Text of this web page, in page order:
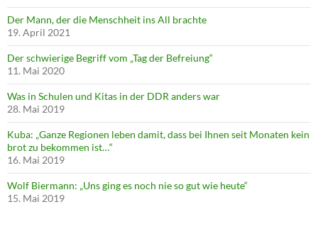
Der Mann, der die Menschheit ins All brachte
19. April 2021
Der schwierige Begriff vom „Tag der Befreiung“
11. Mai 2020
Was in Schulen und Kitas in der DDR anders war
28. Mai 2019
Kuba: „Ganze Regionen leben damit, dass bei Ihnen seit Monaten kein
brot zu bekommen ist…“
16. Mai 2019
Wolf Biermann: „Uns ging es noch nie so gut wie heute“
15. Mai 2019